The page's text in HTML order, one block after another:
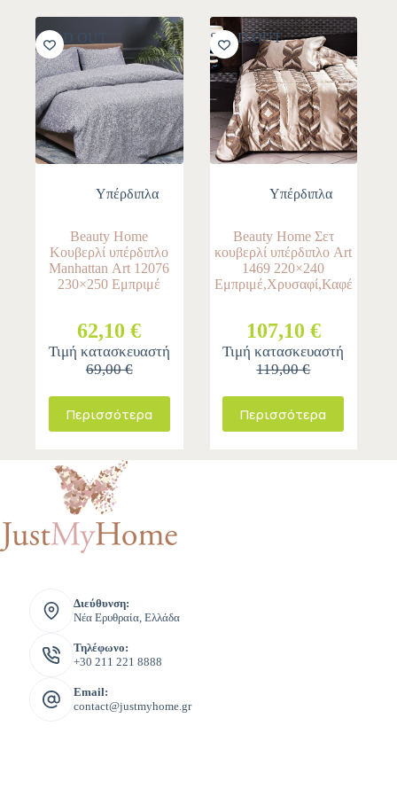
SOLD OUT
Yπέρδιπλα
Beauty Home
Κουβερλί υπέρδιπλο
Manhattan Αrt 12076
230×250 Εμπριμέ
62,10 €
Τιμή κατασκευαστή
69,00 €
Περισσότερα
SOLD OUT
Yπέρδιπλα
Beauty Home Σετ
κουβερλί υπέρδιπλο Art
1469 220×240
Εμπριμέ,Χρυσαφί,Καφέ
107,10 €
Τιμή κατασκευαστή
119,00 €
Περισσότερα
Διεύθυνση:
Νέα Ερυθραία, Ελλάδα
Τηλέφωνο:
+30 211 221 8888
Email:
contact@justmyhome.gr